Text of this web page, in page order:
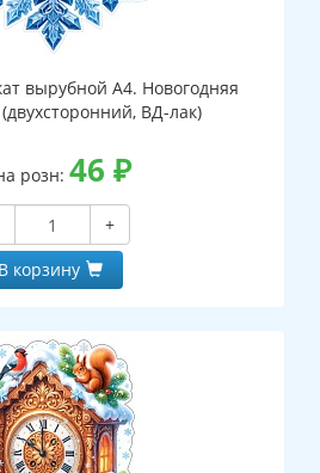
вырубной А4. Новогодняя
ВД-лак)
розн: 46 ₽
+
В корзину